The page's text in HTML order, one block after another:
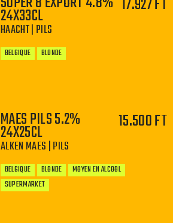
−
24X33CL
HAACHT | PILS
BELGIQUE BLONDE
−
MAES PILS 5.2%
24X25CL
ALKEN MAES | PILS
15.500 FT
BELGIQUE BLONDE
MOYEN EN ALCOOL
SUPERMARKET